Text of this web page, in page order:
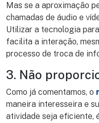
Mas se a aproximação
chamadas de áudio e
Utilizar a tecnologia
facilita a interação,
processo de troca de
3. Não
Como já comentamos, o
maneira interesseira e
atividade seja eficiente,